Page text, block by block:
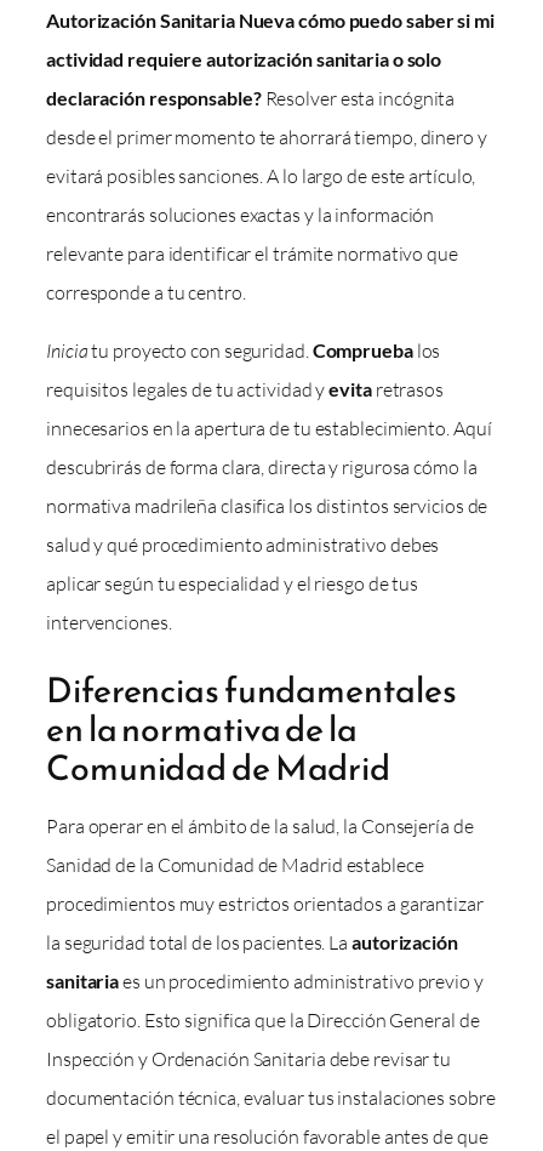
Autorización Sanitaria Nueva cómo puedo saber si mi
actividad requiere autorización sanitaria o solo
declaración responsable?Resolver esta incógnita
desde el primer momento te ahorrará tiempo, dinero y
evitará posibles sanciones. A lo largo de este artículo,
encontrarás soluciones exactas y la información
relevante para identificar el trámite normativo que
corresponde a tu centro.
Iniciatu proyecto con seguridad.Compruebalos
requisitos legales de tu actividad yevitaretrasos
innecesarios en la apertura de tu establecimiento. Aquí
descubrirás de forma clara, directa y rigurosa cómo la
normativa madrileña clasifica los distintos servicios de
salud y qué procedimiento administrativo debes
aplicar según tu especialidad y el riesgo de tus
intervenciones.
Diferencias fundamentales
en la normativa de la
Comunidad de Madrid
Para operar en el ámbito de la salud, la Consejería de
Sanidad de la Comunidad de Madrid establece
procedimientos muy estrictos orientados a garantizar
la seguridad total de los pacientes. La autorización
sanitariaes un procedimiento administrativo previo y
obligatorio. Esto significa que la Dirección General de
Inspección y Ordenación Sanitaria debe revisar tu
documentación técnica, evaluar tus instalaciones sobre
el papel y emitir una resolución favorable antes de que